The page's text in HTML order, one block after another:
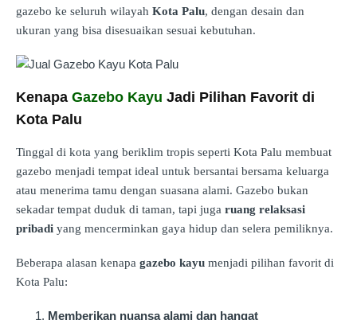
gazebo ke seluruh wilayah Kota Palu, dengan desain dan
ukuran yang bisa disesuaikan sesuai kebutuhan.
Kenapa Gazebo Kayu Jadi Pilihan Favorit di
Kota Palu
Tinggal di kota yang beriklim tropis seperti Kota Palu membuat
gazebo menjadi tempat ideal untuk bersantai bersama keluarga
atau menerima tamu dengan suasana alami. Gazebo bukan
sekadar tempat duduk di taman, tapi juga ruang relaksasi
pribadi yang mencerminkan gaya hidup dan selera pemiliknya.
Beberapa alasan kenapa gazebo kayu menjadi pilihan favorit di
Kota Palu:
Memberikan nuansa alami dan hangat